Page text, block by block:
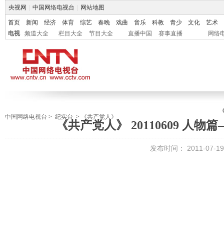
央视网 中国网络电视台 网站地图
首页 新闻 经济 体育 综艺 春晚 戏曲 音乐 科教 青少 文化
艺术
电视
频道大全 栏目大全 节目大全 直播中国 赛事直播 网络
中国网络电视台 > 纪实台 > 《共产党人》
《共产党人》 20110609 人物
发布时间： 2011-07-